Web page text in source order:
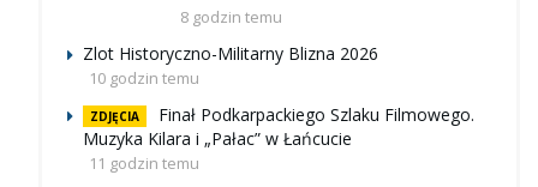
8 godzin temu
Zlot Historyczno-Militarny Blizna 2026
10 godzin temu
ZDJĘCIA
Finał Podkarpackiego Szlaku Filmowego.
Muzyka Kilara i „Pałac” w Łańcucie
11 godzin temu